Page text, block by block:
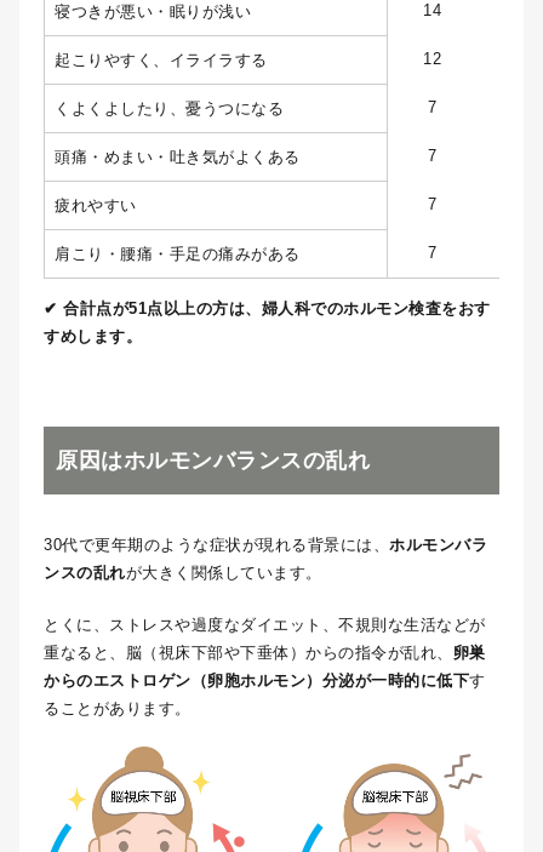
寝つきが悪い・眠りが浅い 14
起こりやすく、イライラする 12
くよくよしたり、憂うつになる 7
頭痛・めまい・吐き気がよくある 7
疲れやすい 7
肩こり・腰痛・手足の痛みがある 7
✔ 合計点が51点以上の方は、婦人科でのホルモン検査をおす
すめします。
原因はホルモンバランスの乱れ
30代で更年期のような症状が現れる背景には、 ホルモンバラ
ンスの乱れが大きく関係しています。
とくに、ストレスや過度なダイエット、不規則な生活などが
重なると、脳（視床下部や下垂体）からの指令が乱れ、 卵巣
からのエストロゲン（卵胞ホルモン）分泌が一時的に低下す
ることがあります。